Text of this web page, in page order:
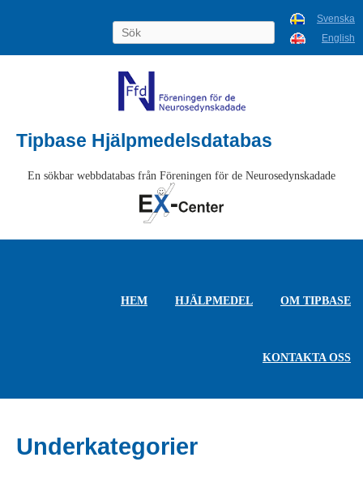
Svenska
English
Tipbase Hjälpmedelsdatabas
En sökbar webbdatabas från Föreningen för de Neurosedynskadade
HEM HJÄLPMEDEL OM TIPBASE
KONTAKTA OSS
Underkategorier